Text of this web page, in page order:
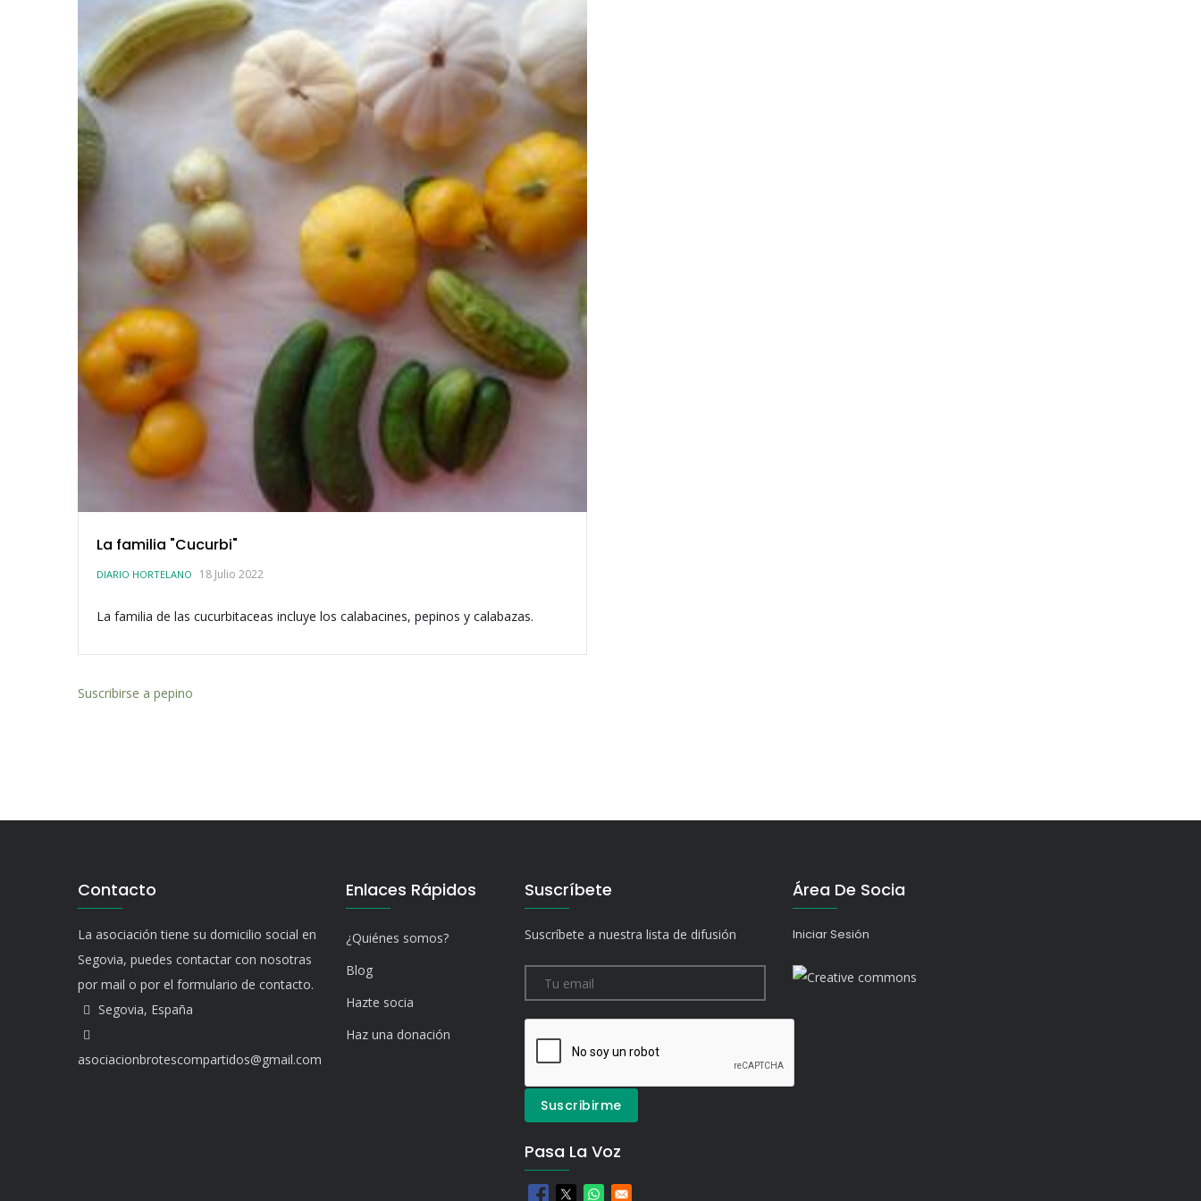
Navegación
La familia "Cucurbi"
DIARIO HORTELANO 18 Julio 2022
La familia de las cucurbitaceas incluye los calabacines, pepinos y calabazas.
Suscribirse a pepino
Contacto
La asociación tiene su domicilio social en
Segovia, puedes contactar con nosotras
por mail o por el formulario de contacto.
Segovia, España
asociacionbrotescompartidos@gmail.com
Enlaces Rápidos
¿Quiénes somos?
Blog
Hazte socia
Haz una donación
Suscríbete
Suscríbete a nuestra lista de difusión
Pasa La Voz
Área De Socia
Iniciar Sesión